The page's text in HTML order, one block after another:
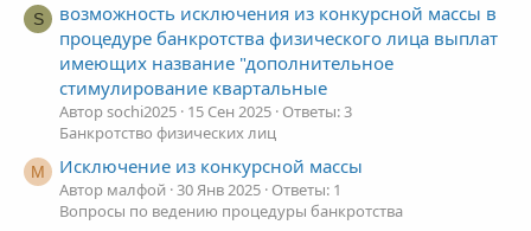
S
возможность исключения из конкурсной массы в
процедуре банкротства физического лица выплат
имеющих название "дополнительное
стимулирование квартальные
Автор sochi2025 15 Сен 2025 Ответы: 3
Банкротство физических лиц
М Исключение из конкурсной массы
Автор малфой 30 Янв 2025 Ответы: 1
Вопросы по ведению процедуры банкротства